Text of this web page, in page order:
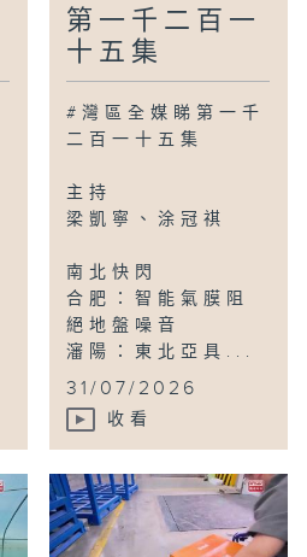
第一千二百一
十五集
#灣區全媒睇第一千
二百一十五集
主持
梁凱寧、涂冠祺
南北快閃
合肥：智能氣膜阻
絕地盤噪音
瀋陽：東北亞具...
31/07/2026
收看